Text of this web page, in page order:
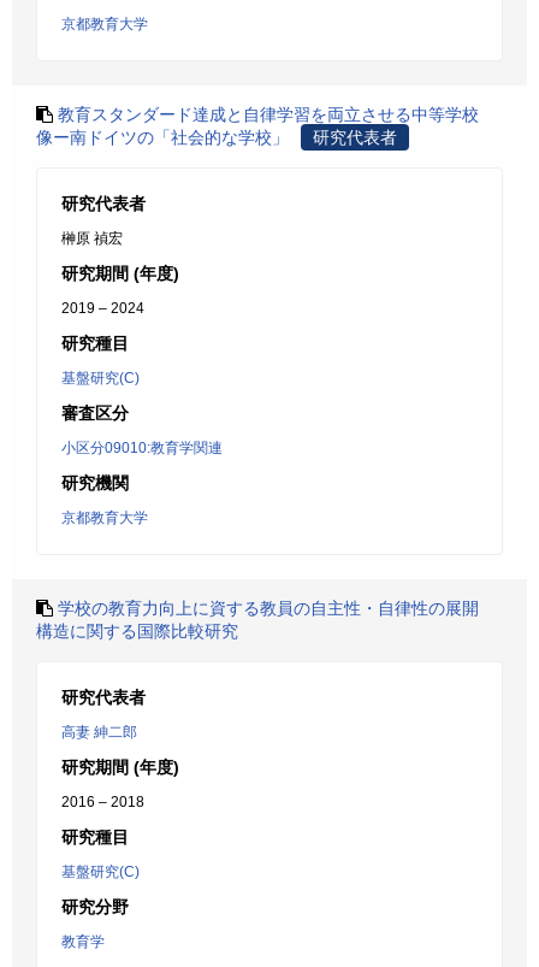
京都教育大学
教育スタンダード達成と自律学習を両立させる中等学校
像ー南ドイツの「社会的な学校」
研究代表者
研究代表者
榊原 禎宏
研究期間 (年度)
2019 – 2024
研究種目
基盤研究(C)
審査区分
小区分09010:教育学関連
研究機関
京都教育大学
学校の教育力向上に資する教員の自主性・自律性の展開
構造に関する国際比較研究
研究代表者
高妻 紳二郎
研究期間 (年度)
2016 – 2018
研究種目
基盤研究(C)
研究分野
教育学